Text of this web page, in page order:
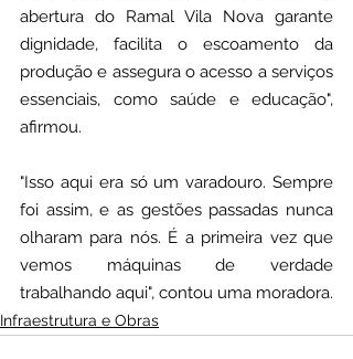
abertura do Ramal Vila Nova garante
dignidade, facilita o escoamento da
produção e assegura o acesso a serviços
essenciais, como saúde e educação",
afirmou.
"Isso aqui era só um varadouro. Sempre
foi assim, e as gestões passadas nunca
olharam para nós. É a primeira vez que
vemos máquinas de verdade
trabalhando aqui", contou uma moradora.
Infraestrutura e Obras